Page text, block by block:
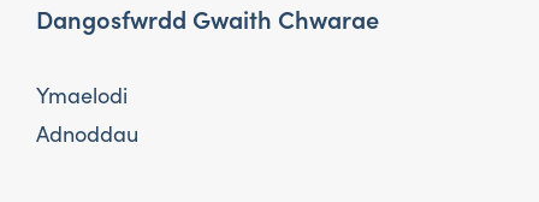
Dangosfwrdd Gwaith Chwarae
Ymaelodi
Adnoddau